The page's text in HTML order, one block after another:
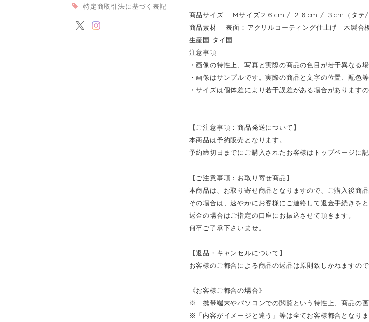
特定商取引法に基づく表記
商品サイズ Mサイズ２６cm / ２６cm / ３cm（タテ/
商品素材 表面：アクリルコーティング仕上げ 木製合板
生産国 タイ国
注意事項
・画像の特性上、写真と実際の商品の色目が若干異なる
・画像はサンプルです。実際の商品と文字の位置、配色
・サイズは個体差により若干誤差がある場合があります
-------------------------------------------------------------
【ご注意事項：商品発送について】
本商品は予約販売となります。
予約締切日までにご購入されたお客様はトップページに
【ご注意事項：お取り寄せ商品】
本商品は、お取り寄せ商品となりますので、ご購入後商
その場合は、速やかにお客様にご連絡して返金手続きをと
返金の場合はご指定の口座にお振込させて頂きます。
何卒ご了承下さいませ。
【返品・キャンセルについて】
お客様のご都合による商品の返品は原則致しかねますの
《お客様ご都合の場合》
※ 携帯端末やパソコンでの閲覧という特性上、商品の
※「内容がイメージと違う」等は全てお客様都合となり